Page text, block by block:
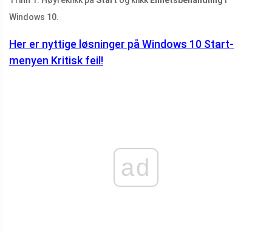
Windows 10.
Her er nyttige løsninger på Windows 10 Start-
menyen Kritisk feil!
ad